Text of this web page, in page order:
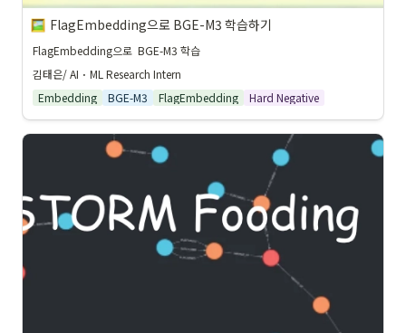
FlagEmbedding으로 BGE-M3 학습하기
FlagEmbedding으로  BGE-M3 학습
김태은/ AI · ML Research Intern
Embedding
BGE-M3 FlagEmbedding Hard Negative